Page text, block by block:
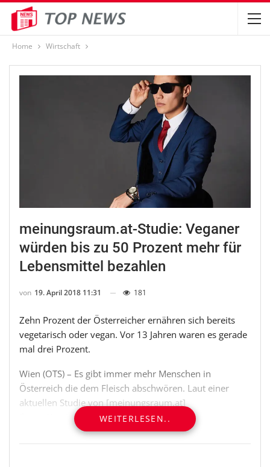
Home Wirtschaft
meinungsraum.at-Studie: Veganer
würden bis zu 50 Prozent mehr für
Lebensmittel bezahlen
von 19. April 2018 11:31 181
Zehn Prozent der Österreicher ernähren sich bereits
vegetarisch oder vegan. Vor 13 Jahren waren es gerade
mal drei Prozent.
Wien (OTS) – Es gibt immer mehr Menschen in
Österreich die dem Fleisch abschwören. Laut einer
aktuellen Studie von [meinungsraum.at]
(https://meinungsraum.at/) mit 1.000 Befragten
erfreuen sich diese beiden Ernährungsformen großer
Beliebtheit und bereits zehn Prozent der Bevölkerung
WEITERLESEN..